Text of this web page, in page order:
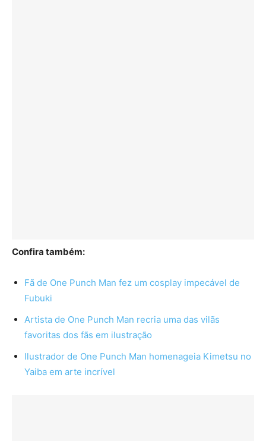
Confira também:
Fã de One Punch Man fez um cosplay impecável de
Fubuki
Artista de One Punch Man recria uma das vilãs
favoritas dos fãs em ilustração
Ilustrador de One Punch Man homenageia Kimetsu no
Yaiba em arte incrível